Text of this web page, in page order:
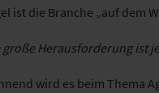
ist die Branche „auf dem
große Herausforderung ist
wird es beim Thema